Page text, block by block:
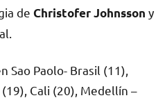
de Christofer Johnsson y
Sao Paolo- Brasil (11),
Cali (20), Medellín –